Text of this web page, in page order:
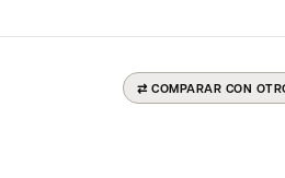
⇄ COMPARAR CON